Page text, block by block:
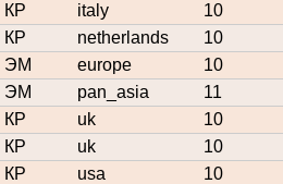
КР
italy 10
КР
netherlands 10
ЭМ
europe 10
ЭМ
pan_asia 11
КР
uk 10
КР
uk 10
КР
usa 10